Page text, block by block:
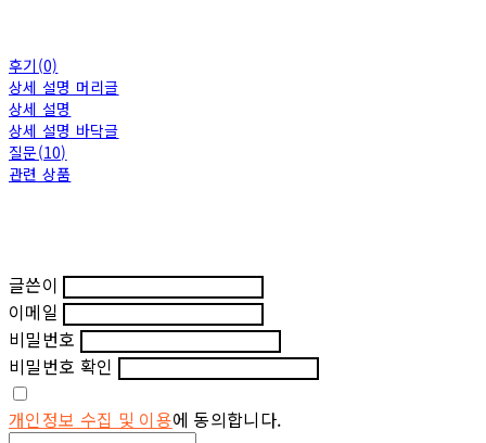
후기(0)
상세 설명 머리글
상세 설명
상세 설명 바닥글
질문(10)
관련 상품
글쓴이
이메일
비밀번호
비밀번호 확인
개인정보 수집 및 이용에 동의합니다.